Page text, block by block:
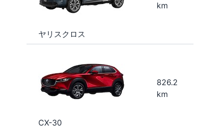
ヤリスクロス
km
CX-30
826.2
km